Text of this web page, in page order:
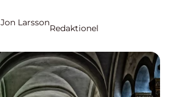
Jon Larsson
Redaktionel